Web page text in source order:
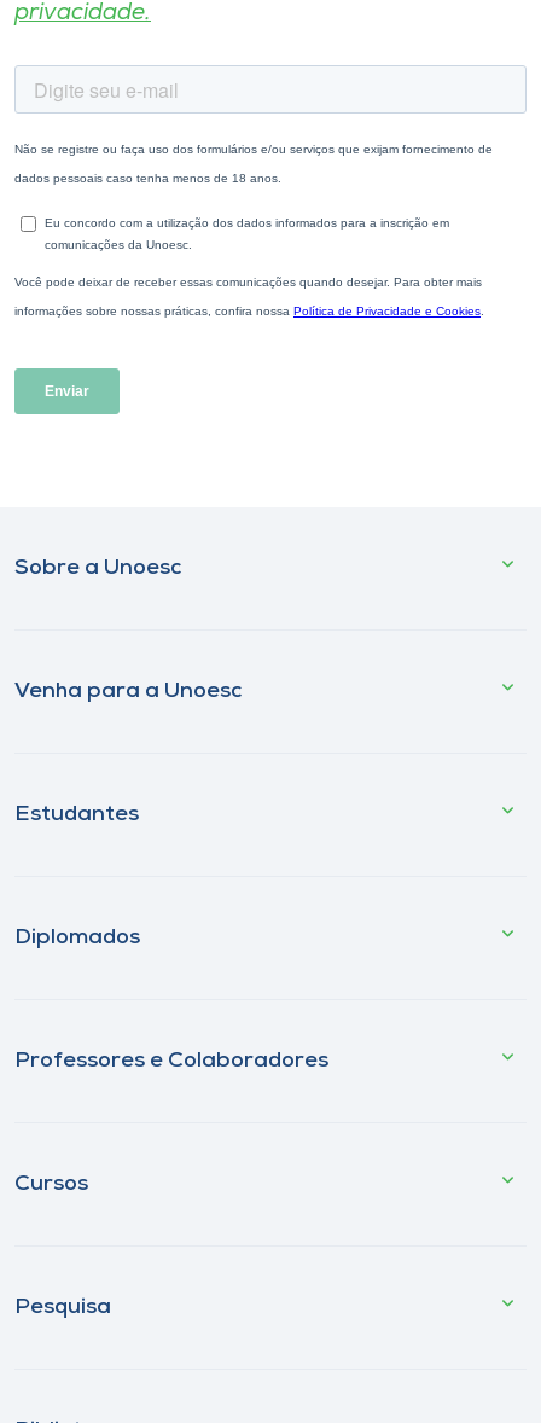
privacidade.
Sobre a Unoesc
Venha para a Unoesc
Estudantes
Diplomados
Professores e Colaboradores
Cursos
Pesquisa